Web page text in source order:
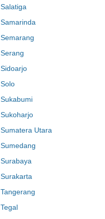
Salatiga
Samarinda
Semarang
Serang
Sidoarjo
Solo
Sukabumi
Sukoharjo
Sumatera Utara
Sumedang
Surabaya
Surakarta
Tangerang
Tegal